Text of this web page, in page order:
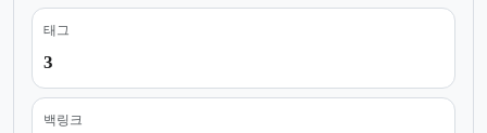
태그
3
백링크